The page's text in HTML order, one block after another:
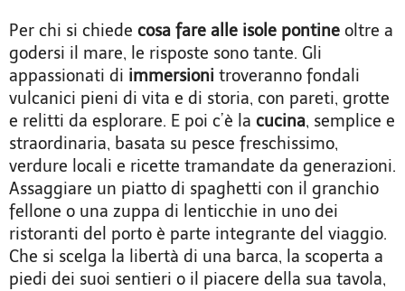
Per chi si chiede cosa fare alle isole pontine oltre a
godersi il mare, le risposte sono tante. Gli
appassionati di immersioni troveranno fondali
vulcanici pieni di vita e di storia, con pareti, grotte
e relitti da esplorare. E poi c’è la cucina, semplice e
straordinaria, basata su pesce freschissimo,
verdure locali e ricette tramandate da generazioni.
Assaggiare un piatto di spaghetti con il granchio
fellone o una zuppa di lenticchie in uno dei
ristoranti del porto è parte integrante del viaggio.
Che si scelga la libertà di una barca, la scoperta a
piedi dei suoi sentieri o il piacere della sua tavola,